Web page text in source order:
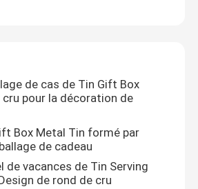
en étain
de cas de Tin Gift Box
pour la décoration de
Box Metal Tin formé par
de cadeau
de vacances de Tin Serving
de rond de cru